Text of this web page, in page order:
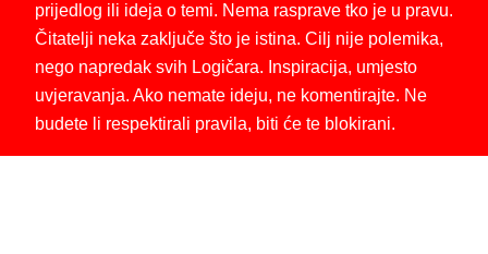
prijedlog ili ideja o temi. Nema rasprave tko je u pravu.
Čitatelji neka zaključe što je istina. Cilj nije polemika,
nego napredak svih Logičara. Inspiracija, umjesto
uvjeravanja. Ako nemate ideju, ne komentirajte. Ne
budete li respektirali pravila, biti će te blokirani.